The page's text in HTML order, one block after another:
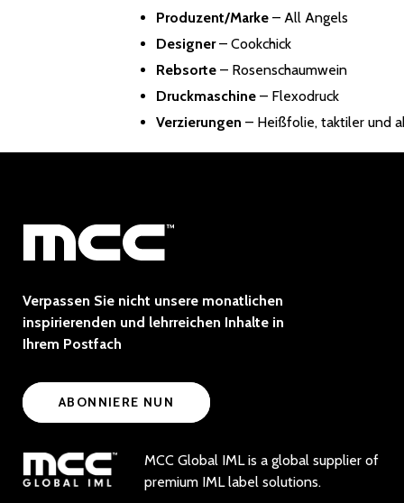
Produzent/Marke – All Angels
Designer– Cookchick
Rebsorte – Rosenschaumwein
Druckmaschine – Flexodruck
Verzierungen – Heißfolie, taktiler und
Verpassen Sie nicht unsere monatlichen
inspirierenden und lehrreichen Inhalte in
Ihrem Postfach
ABONNIERE NUN
MCC Global IML is a global supplier of
premium IML label solutions.